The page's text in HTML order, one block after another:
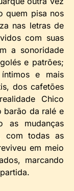
quem pisa nos
nas letras de
com suas
a sonoridade
e patrões;
e mais
dos cafetões
Chico
barão da ralé e
as mudanças
com todas as
em meio
marcando